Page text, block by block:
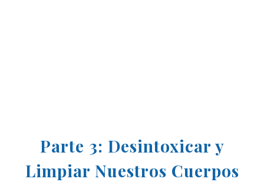
Parte 3: Desintoxicar y
Limpiar Nuestros Cuerpos